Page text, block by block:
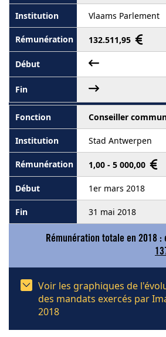
Vlaams Parlement
132.511,95
Conseiller
Stad Antwerpen
1,00 - 5 000,00
1er mars 2018
31 mai 2018
Rémunération totale en 2018 :
Voir les graphiques de
des mandats exercés par
2018